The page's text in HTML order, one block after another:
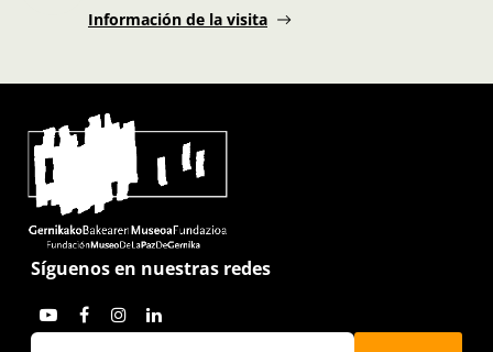
Información de la visita
Síguenos en nuestras redes